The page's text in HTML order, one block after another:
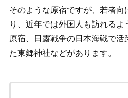
そのような原宿ですが、若者向
り、近年では外国人も訪れる
原宿、日露戦争の日本海戦で活
た東郷神社などがあります。